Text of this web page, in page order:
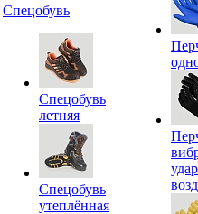
Спецобувь
Спецобувь
летняя
Спецобувь
утеплённая